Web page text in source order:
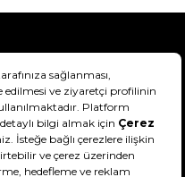
Bilgisi
& Koşullar